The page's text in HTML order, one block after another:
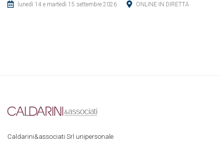
lunedì 14 e martedì 15 settembre 2026 ONLINE IN DIRETTA
Caldarini&associati Srl unipersonale